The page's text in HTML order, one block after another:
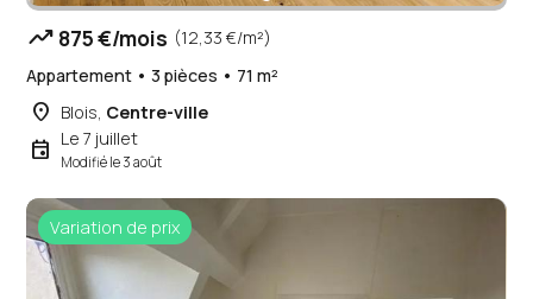
trending_up 875 €/mois (12,33 €/m²)
Appartement • 3 pièces • 71 m²
place Blois, Centre-ville
event Le 7 juillet
Modifié le 3 août
Variation de prix